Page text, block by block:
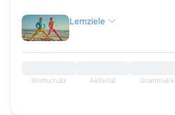
Lernziele
Wortschatz Aktivität Grammatik